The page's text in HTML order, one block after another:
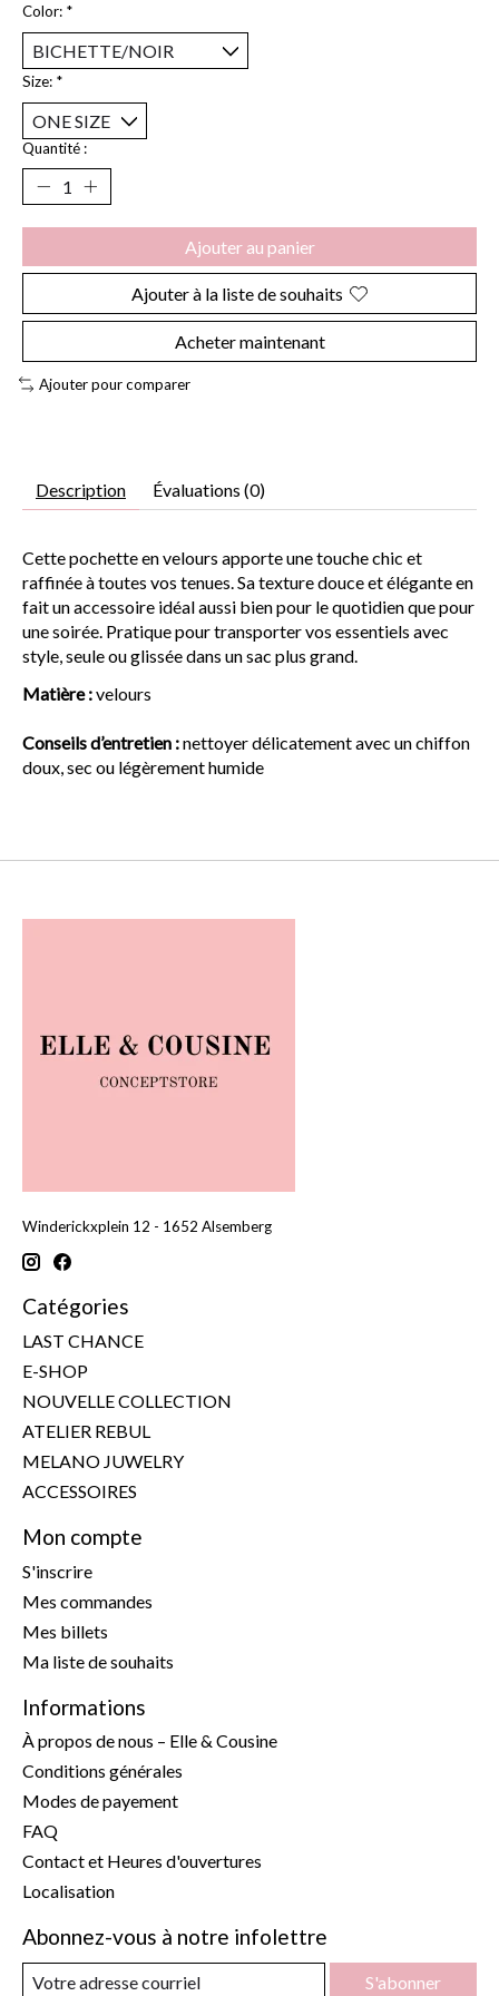
Color: *
Size: *
Quantité :
Ajouter au panier
Ajouter à la liste de souhaits
Acheter maintenant
Ajouter pour comparer
Description Évaluations (0)
Cette pochette en velours apporte une touche chic et
raffinée à toutes vos tenues. Sa texture douce et élégante en
fait un accessoire idéal aussi bien pour le quotidien que pour
une soirée. Pratique pour transporter vos essentiels avec
style, seule ou glissée dans un sac plus grand.
Matière :velours
Conseils d’entretien :nettoyer délicatement avec un chiffon
doux, sec ou légèrement humide
Winderickxplein 12 - 1652 Alsemberg
Catégories
LAST CHANCE
E-SHOP
NOUVELLE COLLECTION
ATELIER REBUL
MELANO JUWELRY
ACCESSOIRES
Mon compte
S'inscrire
Mes commandes
Mes billets
Ma liste de souhaits
Informations
À propos de nous – Elle & Cousine
Conditions générales
Modes de payement
FAQ
Contact et Heures d'ouvertures
Localisation
Abonnez-vous à notre infolettre
S'abonner